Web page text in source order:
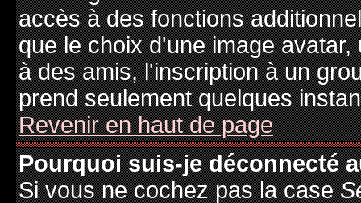
accès à des fonctions
que le choix d'une image
à des amis, l'inscription à un
prend seulement quelques
Revenir en haut de page
Pourquoi suis-je déconnecté
Si vous ne cochez pas la case